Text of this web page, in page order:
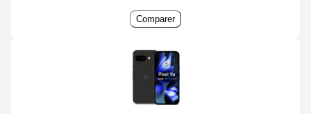
Comparer